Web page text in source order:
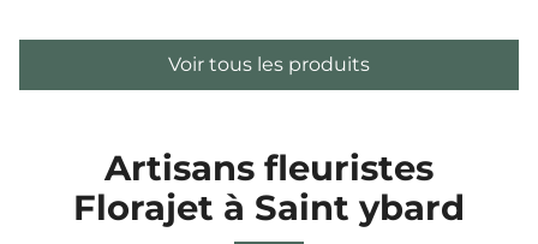
Voir tous les produits
Artisans fleuristes
Florajet à Saint ybard